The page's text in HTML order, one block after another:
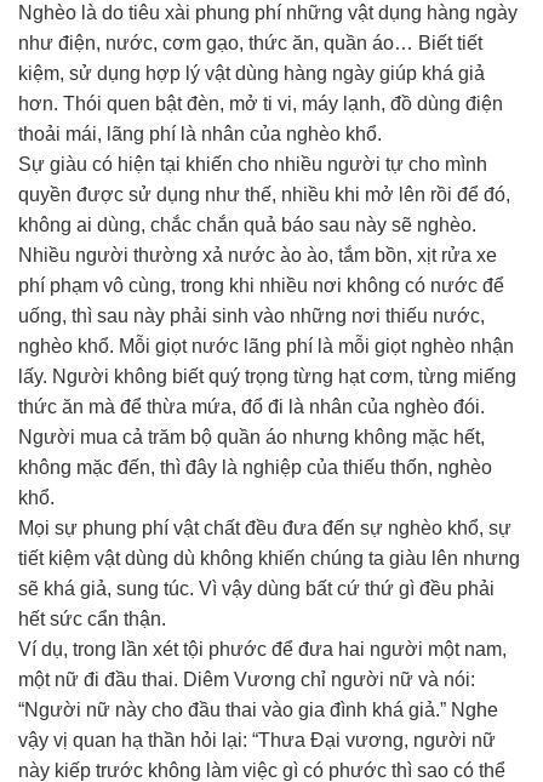
Nghèo là do tiêu xài phung phí những vật dụng hàng ngày
như điện, nước, cơm gạo, thức ăn, quần áo… Biết tiết
kiệm, sử dụng hợp lý vật dùng hàng ngày giúp khá giả
hơn. Thói quen bật đèn, mở ti vi, máy lạnh, đồ dùng điện
thoải mái, lãng phí là nhân của nghèo khổ.
Sự giàu có hiện tại khiến cho nhiều người tự cho mình
quyền được sử dụng như thế, nhiều khi mở lên rồi để đó,
không ai dùng, chắc chắn quả báo sau này sẽ nghèo.
Nhiều người thường xả nước ào ào, tắm bồn, xịt rửa xe
phí phạm vô cùng, trong khi nhiều nơi không có nước để
uống, thì sau này phải sinh vào những nơi thiếu nước,
nghèo khổ. Mỗi giọt nước lãng phí là mỗi giọt nghèo nhận
lấy. Người không biết quý trọng từng hạt cơm, từng miếng
thức ăn mà để thừa mứa, đổ đi là nhân của nghèo đói.
Người mua cả trăm bộ quần áo nhưng không mặc hết,
không mặc đến, thì đây là nghiệp của thiếu thốn, nghèo
khổ.
Mọi sự phung phí vật chất đều đưa đến sự nghèo khổ, sự
tiết kiệm vật dùng dù không khiến chúng ta giàu lên nhưng
sẽ khá giả, sung túc. Vì vậy dùng bất cứ thứ gì đều phải
hết sức cẩn thận.
Ví dụ, trong lần xét tội phước để đưa hai người một nam,
một nữ đi đầu thai. Diêm Vương chỉ người nữ và nói:
“Người nữ này cho đầu thai vào gia đình khá giả.” Nghe
vậy vị quan hạ thần hỏi lại: “Thưa Đại vương, người nữ
này kiếp trước không làm việc gì có phước thì sao có thể